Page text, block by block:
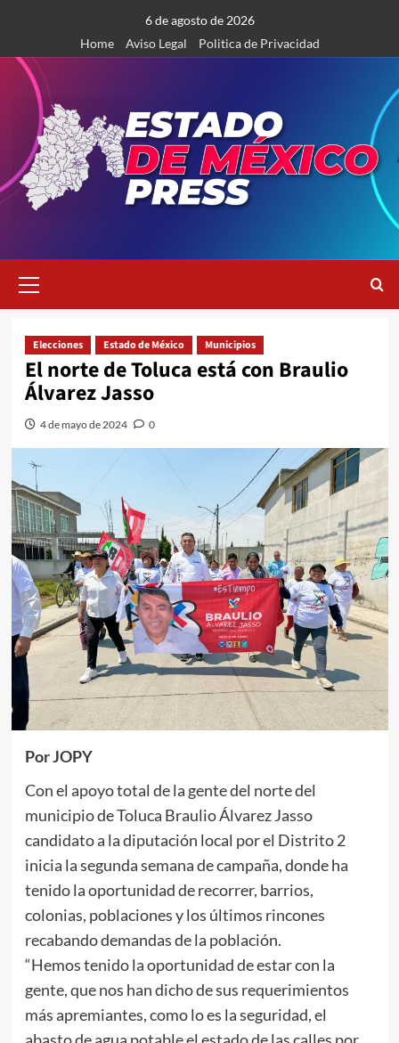
contenido
6 de agosto de 2026
Home
Aviso Legal Politica de Privacidad
primario
Elecciones Estado de México Municipios
El norte de Toluca está con Braulio
Álvarez Jasso
4 de mayo de 2024 0
Por JOPY
Con el apoyo total de la gente del norte del
municipio de Toluca Braulio Álvarez Jasso
candidato a la diputación local por el Distrito 2
inicia la segunda semana de campaña, donde ha
tenido la oportunidad de recorrer, barrios,
colonias, poblaciones y los últimos rincones
recabando demandas de la población.
“Hemos tenido la oportunidad de estar con la
gente, que nos han dicho de sus requerimientos
más apremiantes, como lo es la seguridad, el